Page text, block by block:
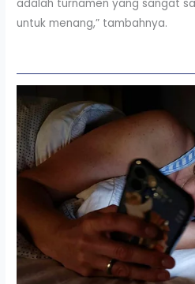
adalah turnamen yang sangat
untuk menang,” tambahnya.